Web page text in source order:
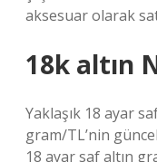
aksesuar olarak
18k altın
Yaklaşık 18 ayar
gram/TL’nin
18 ayar saf altın